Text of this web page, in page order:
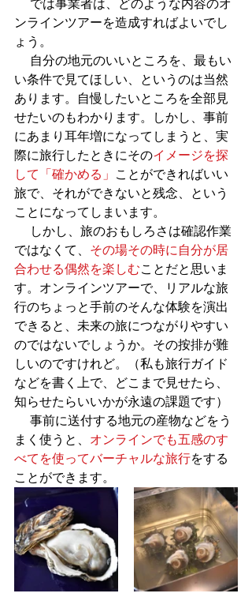
ンラインツアーを造成すればよいでし
ょう。
い条件で見てほしい、というのは当然
あります。自慢したいところを全部見
せたいのもわかります。しかし、事前
にあまり耳年増になってしまうと、実
際に旅行したときにそのイメージを探
して「確かめる」
ことができればいい
旅で、それができないと残念、という
ことになってしまいます。
ではなくて、 その場その時に自分が居
合わせる偶然を楽しむことだと思いま
す。オンラインツアーで、リアルな旅
行のちょっと手前のそんな体験を演出
できると、未来の旅につながりやすい
のではないでしょうか。その按排が難
しいのですけれど。（私も旅行ガイド
などを書く上で、どこまで見せたら、
知らせたらいいかが永遠の課題です）
まく使うと、 オンラインでも五感のす
べてを使ってバーチャルな旅行をする
ことができます。